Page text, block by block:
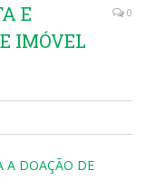
E
IMÓVEL
0
A DOAÇÃO DE